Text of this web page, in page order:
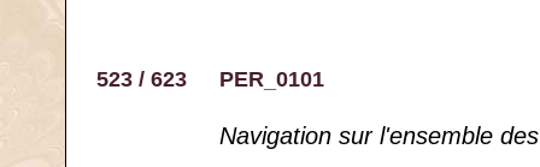
523 / 623 PER_0101
Navigation sur l'ensemble